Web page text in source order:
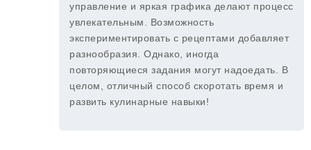
управление и яркая графика делают процесс
увлекательным. Возможность
экспериментировать с рецептами добавляет
разнообразия. Однако, иногда
повторяющиеся задания могут надоедать. В
целом, отличный способ скоротать время и
развить кулинарные навыки!